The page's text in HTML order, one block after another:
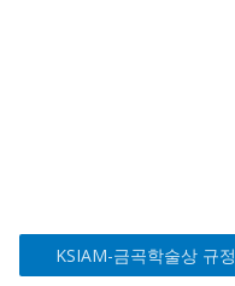
KSIAM-금곡학술상 규정